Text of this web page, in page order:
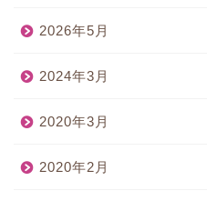
2026年5月
2024年3月
2020年3月
2020年2月